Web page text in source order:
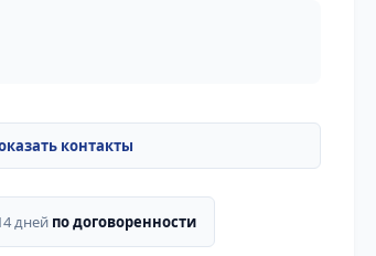
дней по договоренности